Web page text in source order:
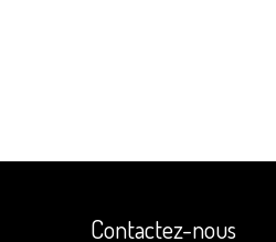
Contactez-nous